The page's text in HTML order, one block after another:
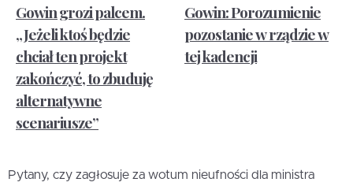
Gowin grozi palcem.
„Jeżeli ktoś będzie
chciał ten projekt
zakończyć, to zbuduję
alternatywne
scenariusze”
Gowin: Porozumienie
pozostanie w rządzie w
tej kadencji
Pytany, czy zagłosuje za wotum nieufności dla ministra